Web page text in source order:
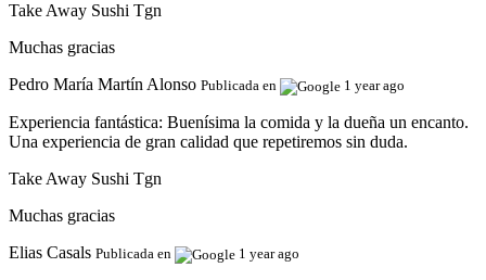
Take Away Sushi Tgn
Muchas gracias
Pedro María Martín Alonso Publicada en 1 year ago
Experiencia fantástica: Buenísima la comida y la dueña un encanto.
Una experiencia de gran calidad que repetiremos sin duda.
Take Away Sushi Tgn
Muchas gracias
Elias Casals Publicada en 1 year ago